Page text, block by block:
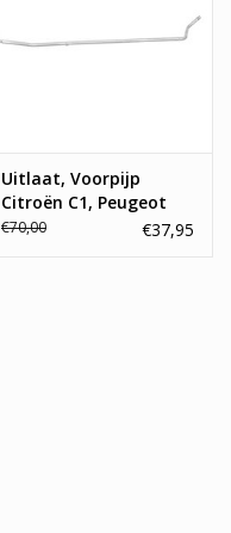
Uitlaat, Voorpijp
Citroën C1, Peugeot
107, Toyota Aygo
€70,00 €37,95